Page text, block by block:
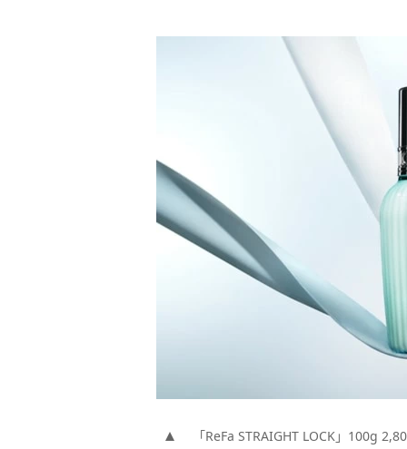
「ReFa STRAIGHT LOCK」100g